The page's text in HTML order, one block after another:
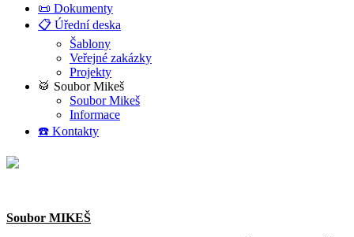
📜 Dokumenty
📋 Úřední deska
Šablony
Veřejné zakázky
Projekty
🥁 Soubor Mikeš
Soubor Mikeš
Informace
☎️ Kontakty
Soubor MIKEŠ